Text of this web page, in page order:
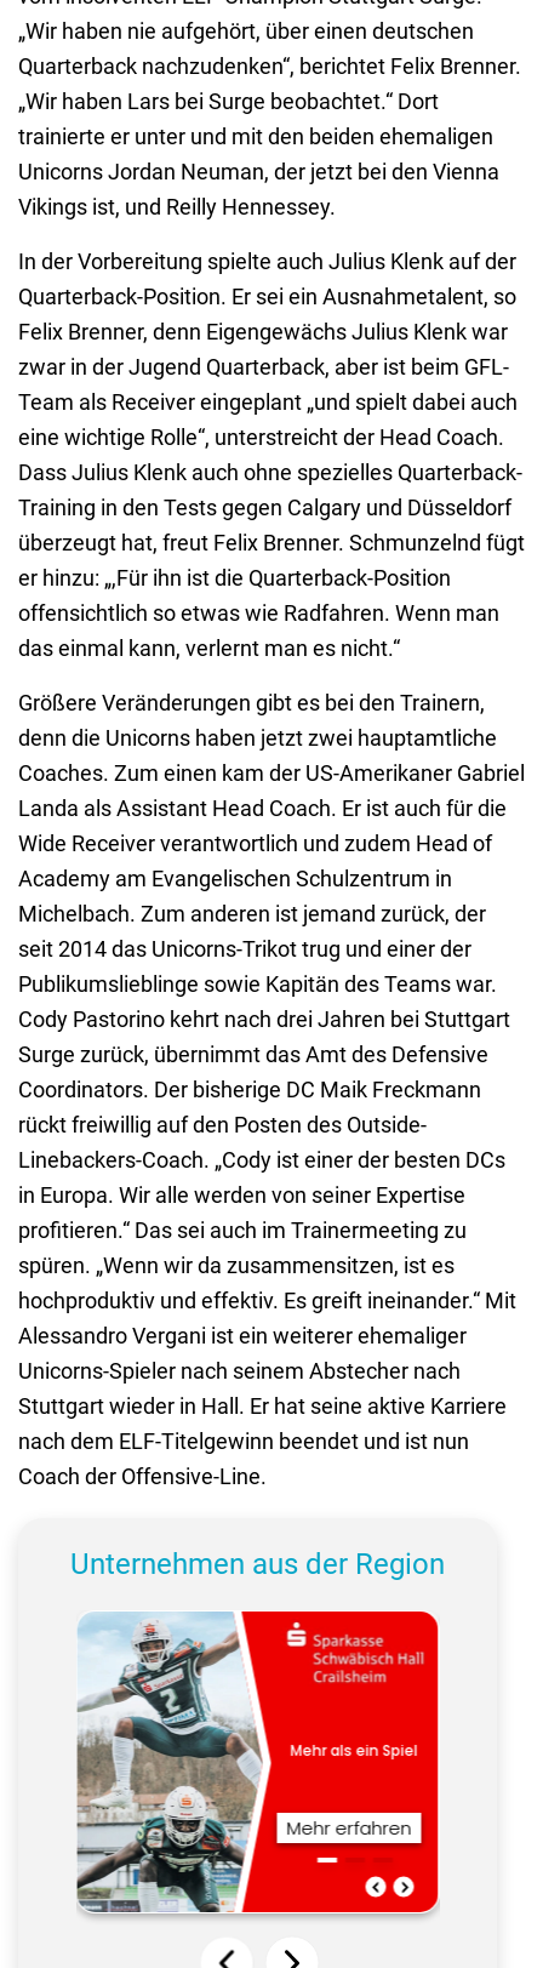
„Wir haben nie aufgehört, über einen deutschen
Quarterback nachzudenken“, berichtet Felix Brenner.
„Wir haben Lars bei Surge beobachtet.“ Dort
trainierte er unter und mit den beiden ehemaligen
Unicorns Jordan Neuman, der jetzt bei den Vienna
Vikings ist, und Reilly Hennessey.
In der Vorbereitung spielte auch Julius Klenk auf der
Quarterback-Position. Er sei ein Ausnahmetalent, so
Felix Brenner, denn Eigengewächs Julius Klenk war
zwar in der Jugend Quarterback, aber ist beim GFL-
Team als Receiver eingeplant „und spielt dabei auch
eine wichtige Rolle“, unterstreicht der Head Coach.
Dass Julius Klenk auch ohne spezielles Quarterback-
Training in den Tests gegen Calgary und Düsseldorf
überzeugt hat, freut Felix Brenner. Schmunzelnd fügt
er hinzu: „,Für ihn ist die Quarterback-Position
offensichtlich so etwas wie Radfahren. Wenn man
das einmal kann, verlernt man es nicht.“
Größere Veränderungen gibt es bei den Trainern,
denn die Unicorns haben jetzt zwei hauptamtliche
Coaches. Zum einen kam der US-Amerikaner Gabriel
Landa als Assistant Head Coach. Er ist auch für die
Wide Receiver verantwortlich und zudem Head of
Academy am Evangelischen Schulzentrum in
Michelbach. Zum anderen ist jemand zurück, der
seit 2014 das Unicorns-Trikot trug und einer der
Publikumslieblinge sowie Kapitän des Teams war.
Cody Pastorino kehrt nach drei Jahren bei Stuttgart
Surge zurück, übernimmt das Amt des Defensive
Coordinators. Der bisherige DC Maik Freckmann
rückt freiwillig auf den Posten des Outside-
Linebackers-Coach. „Cody ist einer der besten DCs
in Europa. Wir alle werden von seiner Expertise
profitieren.“ Das sei auch im Trainermeeting zu
spüren. „Wenn wir da zusammensitzen, ist es
hochproduktiv und effektiv. Es greift ineinander.“ Mit
Alessandro Vergani ist ein weiterer ehemaliger
Unicorns-Spieler nach seinem Abstecher nach
Stuttgart wieder in Hall. Er hat seine aktive Karriere
nach dem ELF-Titelgewinn beendet und ist nun
Coach der Offensive-Line.
Unternehmen aus der Region